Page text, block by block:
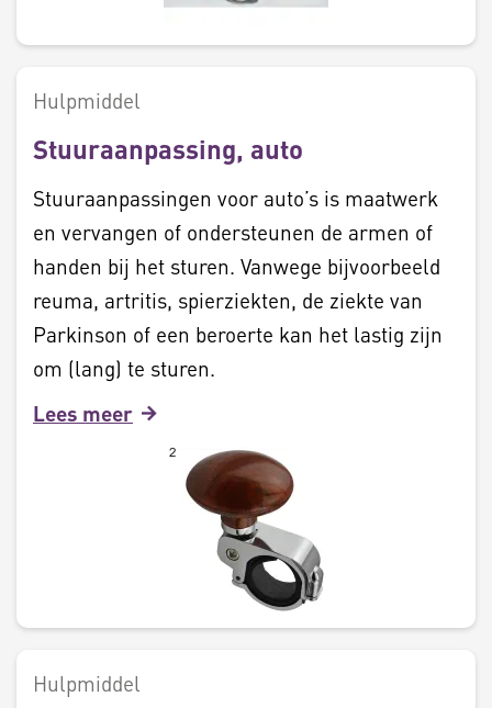
Hulpmiddel
Stuuraanpassing, auto
Stuuraanpassingen voor auto’s is maatwerk
en vervangen of ondersteunen de armen of
handen bij het sturen. Vanwege bijvoorbeeld
reuma, artritis, spierziekten, de ziekte van
Parkinson of een beroerte kan het lastig zijn
om (lang) te sturen.
Lees meer
Hulpmiddel